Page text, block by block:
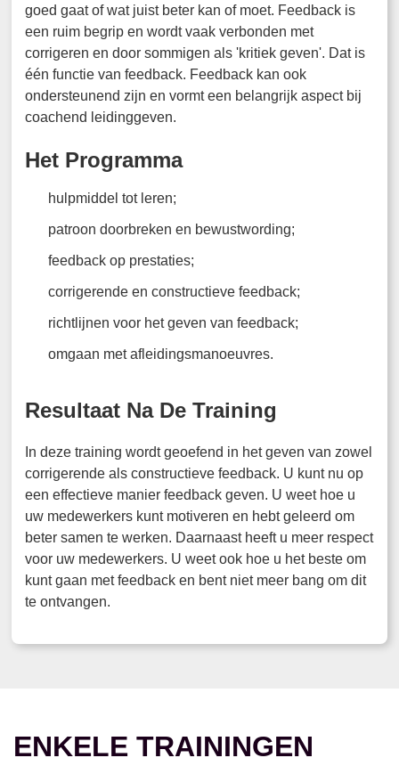
goed gaat of wat juist beter kan of moet. Feedback is
een ruim begrip en wordt vaak verbonden met
corrigeren en door sommigen als 'kritiek geven'. Dat is
één functie van feedback. Feedback kan ook
ondersteunend zijn en vormt een belangrijk aspect bij
coachend leidinggeven.
Het Programma
hulpmiddel tot leren;
patroon doorbreken en bewustwording;
feedback op prestaties;
corrigerende en constructieve feedback;
richtlijnen voor het geven van feedback;
omgaan met afleidingsmanoeuvres.
Resultaat Na De Training
In deze training wordt geoefend in het geven van zowel
corrigerende als constructieve feedback. U kunt nu op
een effectieve manier feedback geven. U weet hoe u
uw medewerkers kunt motiveren en hebt geleerd om
beter samen te werken. Daarnaast heeft u meer respect
voor uw medewerkers. U weet ook hoe u het beste om
kunt gaan met feedback en bent niet meer bang om dit
te ontvangen.
ENKELE TRAININGEN